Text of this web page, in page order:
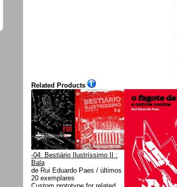
Related Products
-04: Bestiário Ilustríssimo II :
Bala
de Rui Eduardo Paes / últimos
20 exemplares